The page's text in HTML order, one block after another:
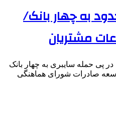
به چهار بانک/
مشتریان
پی حمله سایبری به چهار بانک
صادرات شورای هماهنگی